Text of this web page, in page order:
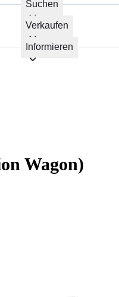
Suchen
Verkaufen
Informieren
Wagon)